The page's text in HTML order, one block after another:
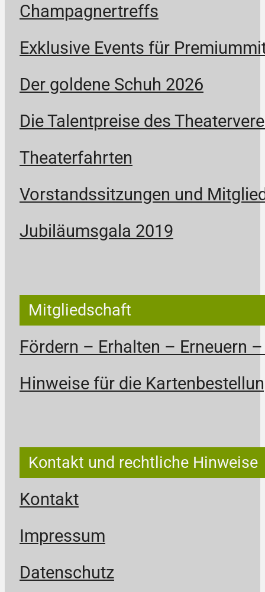
Champagnertreffs
Exklusive Events für
Der goldene Schuh 2026
Die Talentpreise des
Theaterfahrten
Vorstandssitzungen und
Jubiläumsgala 2019
Mitgliedschaft
Fördern – Erhalten – Erneuern
Hinweise für die
Kontakt und rechtliche Hinweise
Kontakt
Impressum
Datenschutz